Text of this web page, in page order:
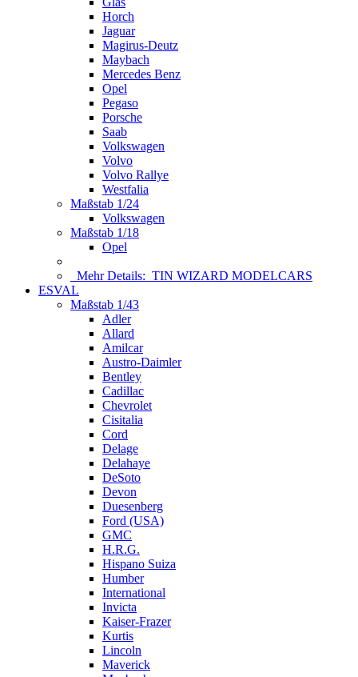
Horch
Jaguar
Magirus-Deutz
Maybach
Mercedes Benz
Opel
Pegaso
Porsche
Saab
Volkswagen
Volvo
Volvo Rallye
Westfalia
Maßstab 1/24
Volkswagen
Maßstab 1/18
Opel
Mehr Details: TIN WIZARD MODELCARS
ESVAL
Maßstab 1/43
Adler
Allard
Amilcar
Austro-Daimler
Bentley
Cadillac
Chevrolet
Cisitalia
Cord
Delage
Delahaye
DeSoto
Devon
Duesenberg
Ford (USA)
GMC
H.R.G.
Hispano Suiza
Humber
International
Invicta
Kaiser-Frazer
Kurtis
Lincoln
Maverick